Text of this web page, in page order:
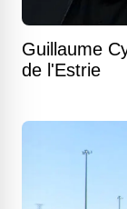
Guillaume
de l'Estrie